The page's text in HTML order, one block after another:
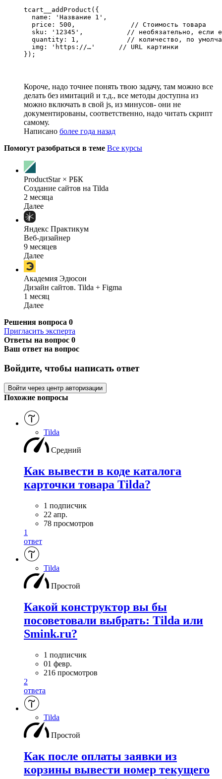
tcart__addProduct({
  name: 'Название 1',
  price: 500,              // Стоимость товара
sku: '12345',           // необязательно, если
quantity: 1,            // количество, по
  img: 'https://…'      // URL картинки
});
Короче, надо точнее понять твою задачу, там можно все
делать без имитаций и т.д., все методы доступна из
можно включать в свой js, из минусов- они не
документированы, соответственно, надо читать скрипт
самому.
Написано более года назад
Помогут разобраться в теме Все курсы
ProductStar × РБК
Cоздание сайтов на Tilda
2 месяца
Далее
Яндекс Практикум
Веб-дизайнер
9 месяцев
Далее
Академия Эдюсон
Дизайн сайтов. Tilda + Figma
1 месяц
Далее
Решения вопроса 0
Пригласить эксперта
Ответы на вопрос 0
Ваш ответ на вопрос
Войдите, чтобы написать ответ
Войти через центр авторизации
Похожие вопросы
Tilda
Средний
Как вывести в коде каталога
карточки товара Tilda?
1 подписчик
22 апр.
78 просмотров
1
ответ
Tilda
Простой
Какой конструктор вы бы
посоветовали выбрать: Tilda или
Smink.ru?
1 подписчик
01 февр.
216 просмотров
2
ответа
Tilda
Простой
Как после оплаты заявки из
корзины вывести номер текущего